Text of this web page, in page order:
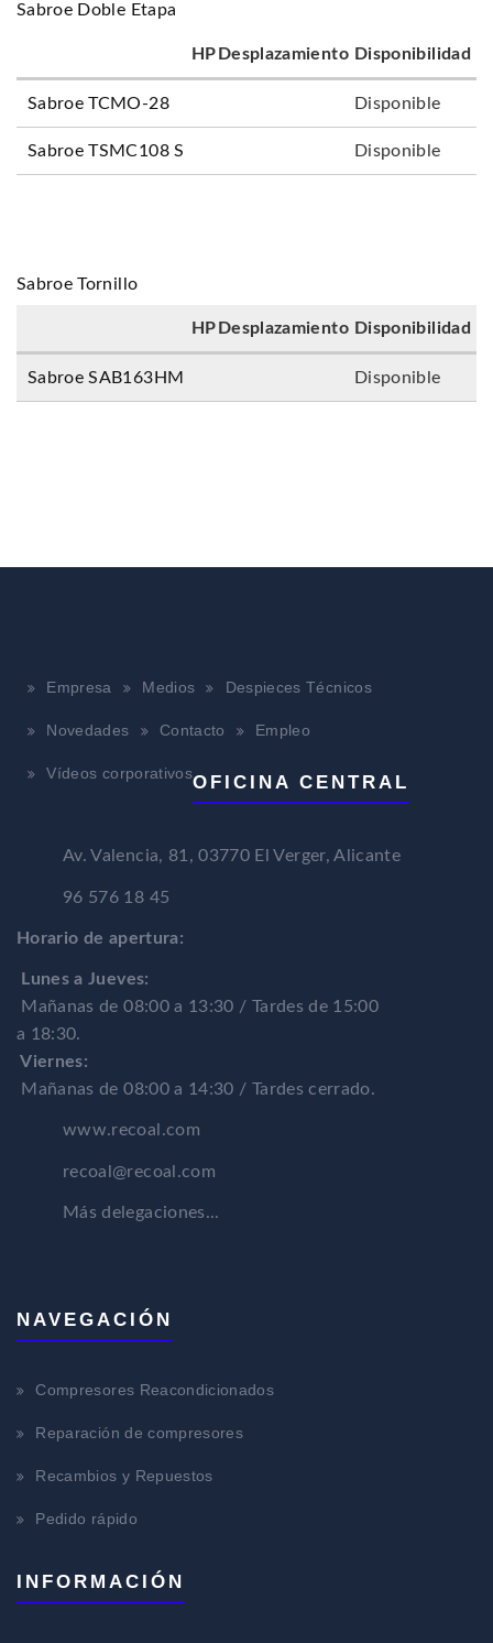
Sabroe Doble Etapa
HP Desplazamiento Disponibilidad
Sabroe TCMO-28 Disponible
Sabroe TSMC108 S Disponible
Sabroe Tornillo
HP Desplazamiento Disponibilidad
Sabroe SAB163HM Disponible
Empresa Medios Despieces Técnicos
Novedades Contacto Empleo
Vídeos corporativosOFICINA CENTRAL
Av. Valencia, 81, 03770 El Verger, Alicante
96 576 18 45
Horario de apertura:
Lunes a Jueves:
Mañanas de 08:00 a 13:30 / Tardes de 15:00
a 18:30.
Viernes:
Mañanas de 08:00 a 14:30 / Tardes cerrado.
www.recoal.com
recoal@recoal.com
Más delegaciones...
NAVEGACIÓN
Compresores Reacondicionados
Reparación de compresores
Recambios y Repuestos
Pedido rápido
INFORMACIÓN